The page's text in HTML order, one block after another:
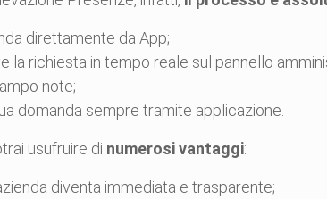
direttamente da App;
la richiesta in tempo reale sul pannello
note;
domanda sempre tramite applicazione.
usufruire di numerosi vantaggi:
diventa immediata e trasparente;